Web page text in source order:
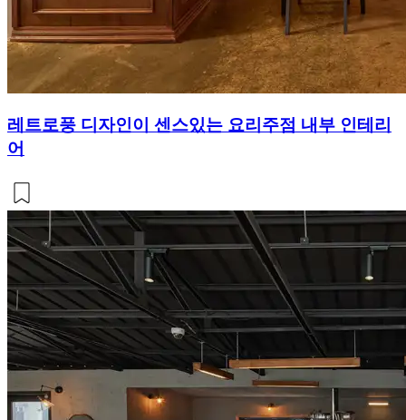
레트로풍 디자인이 센스있는 요리주점 내부 인테리
어